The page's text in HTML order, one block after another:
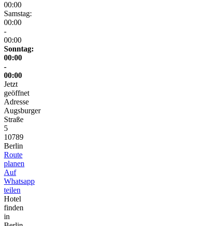
00:00
Samstag:
00:00
-
00:00
Sonntag:
00:00
-
00:00
Jetzt
geöffnet
Adresse
Augsburger
Straße
5
10789
Berlin
Route
planen
Auf
Whatsapp
teilen
Hotel
finden
in